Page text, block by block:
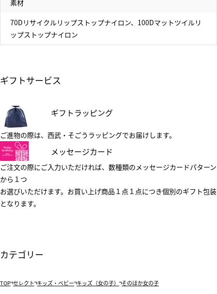
素材
70Dリサイクルリップストップナイロン、100Dマットツイルリ
ップストップナイロン
ギフトサービス
ギフトラッピング
ご進物の際は、西武・そごうラッピングでお届けします。
メッセージカード
ご注文の際にご入力いただければ、数種類のメッセージカードパターン
から１つ
お選びいただけます。お買い上げ商品１点１点につき個別のギフト包装
となります。
カテゴリー
TOP セレクト キッズ・ベビー キッズ（女の子） そのほか女の子